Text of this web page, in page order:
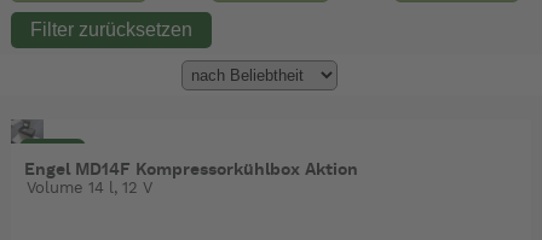
Engel MD14F Kompressorkühlbox Aktion
Volume 14 l, 12 V